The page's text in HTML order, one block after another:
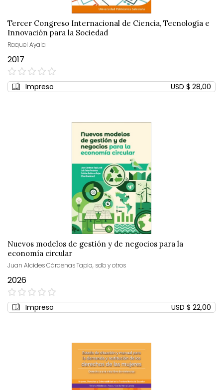
Tercer Congreso Internacional de Ciencia, Tecnología e
Innovación para la Sociedad
Raquel Ayala
2017
0%
Impreso USD $ 28,00
Nuevos modelos de gestión y de negocios para la
economía circular
Juan Alcides Cárdenas Tapia, sdb y otros
2026
0%
Impreso USD $ 22,00